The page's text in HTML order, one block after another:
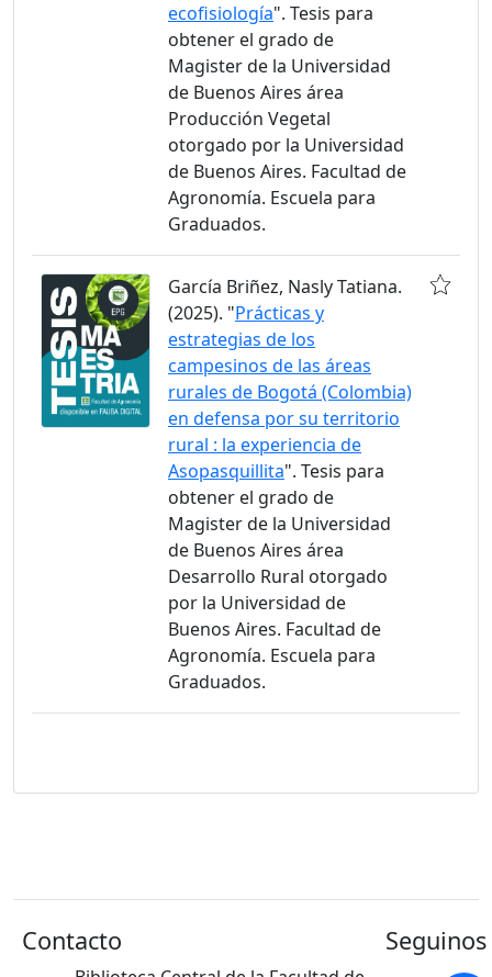
ecofisiología". Tesis para
obtener el grado de
Magister de la Universidad
de Buenos Aires área
Producción Vegetal
otorgado por la Universidad
de Buenos Aires. Facultad de
Agronomía. Escuela para
Graduados.
García Briñez, Nasly Tatiana.
(2025). "Prácticas y
estrategias de los
campesinos de las áreas
rurales de Bogotá (Colombia)
en defensa por su territorio
rural : la experiencia de
Asopasquillita". Tesis para
obtener el grado de
Magister de la Universidad
de Buenos Aires área
Desarrollo Rural otorgado
por la Universidad de
Buenos Aires. Facultad de
Agronomía. Escuela para
Graduados.
Contacto